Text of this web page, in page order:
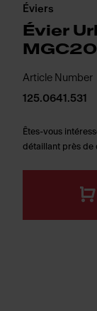
Éviers
Évier
Article Number
125.0641.531
Êtes-vous
détaillant près de